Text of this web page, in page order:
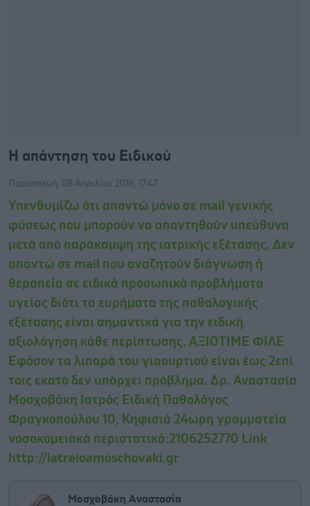
Η απάντηση του Ειδικού
Παρασκευή, 08 Απριλίου 2016, 17:47
Υπενθυμίζω ότι απαντώ μόνο σε mail γενικής
φύσεως που μπορούν να απαντηθούν υπεύθυνα
μετά από παράκαμψη της ιατρικής εξέτασης. Δεν
απαντώ σε mail που αναζητούν διάγνωση ή
θεραπεία σε ειδικά προσωπικά προβλήματα
υγείας διότι τα ευρήματα της παθολογικής
εξέτασης είναι σημαντικά για την ειδική
αξιολόγηση κάθε περίπτωσης. AΞΙΟΤΙΜΕ ΦΙΛΕ
Εφόσον τα λιπαρά του γιαουρτιού είναι έως 2επί
τοις εκατό δεν υπάρχει πρόβλημα. Δρ. Αναστασία
Μοσχοβάκη Ιατρός Ειδική Παθολόγος
Φραγκοπούλου 10, Κηφισιά 24ωρη γραμματεία
νοσοκομειακά περιστατικά:2106252770 Link
http://iatreioamoschovaki.gr
Μοσχοβάκη Αναστασία